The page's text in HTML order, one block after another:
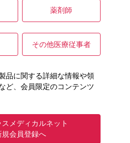
薬剤師
その他医療従事者
品に関する詳細な情報や領
ど、会員限定のコンテンツ
メディカルネット
規会員登録へ